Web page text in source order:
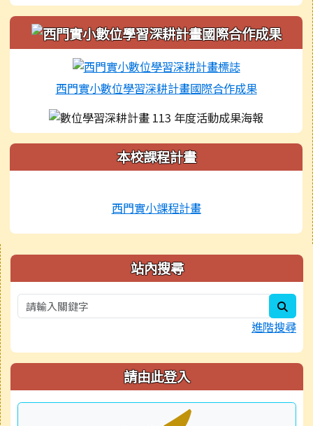
西門實小數位學習深耕計畫國際合作成果
本校課程計畫
西門實小課程計畫
右邊區域內容 站內搜尋
進階搜尋
請由此登入